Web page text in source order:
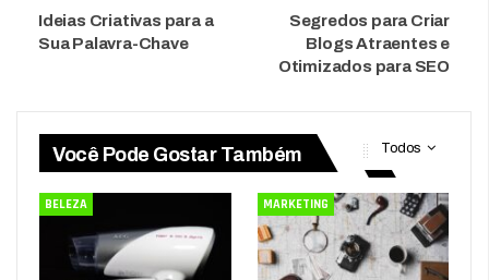
Ideias Criativas para a
Sua Palavra-Chave
Segredos para Criar
Blogs Atraentes e
Otimizados para SEO
Todos
Você Pode Gostar Também
BELEZA MARKETING